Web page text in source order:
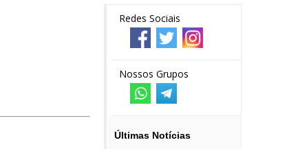
Redes Sociais
Nossos Grupos
Últimas Notícias